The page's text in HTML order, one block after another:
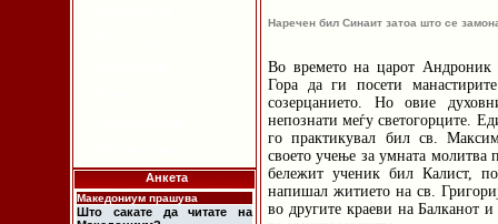
Анкета
Македониум прашува
Што сакате да читате на
Наречен бил Синаит затоа што се
Во времето на царот
Гора да ги посети
созерцанието. Но овие
непознати меѓу светогорците.
го практикувал бил св.
своето учење за умната
бележит ученик бил Калист,
напишал житието на св.
во другите краеви на Балканот